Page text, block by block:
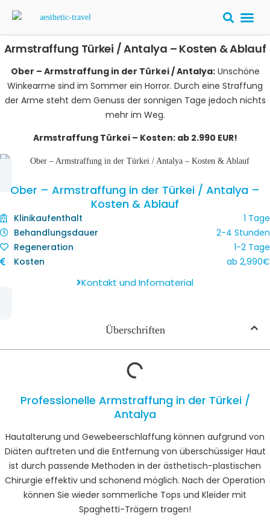
Armstraffung Türkei / Antalya – Kosten & Ablauf
Ober – Armstraffung in der Türkei / Antalya:Unschöne
Winkearme sind im Sommer ein Horror. Durch eine Straffung
der Arme steht dem Genuss der sonnigen Tage jedoch nichts
mehr im Weg.
Armstraffung Türkei – Kosten: ab 2.990 EUR!
Ober – Armstraffung in der Türkei / Antalya –
Kosten & Ablauf
Klinikaufenthalt
1 Tage
Behandlungsdauer
2-4 Stunden
Regeneration
1-2 Tage
Kosten
ab 2,990€
Kontakt und Infomaterial
Überschriften
Professionelle Armstraffung in der Türkei /
Antalya
Hautalterung und Gewebeerschlaffung können aufgrund von
Diäten auftreten und die Entfernung von überschüssiger Haut
ist durch passende Methoden in der ästhetisch-plastischen
Chirurgie effektiv und schonend möglich. Nach der Operation
können Sie wieder sommerliche Tops und Kleider mit
Spaghetti-Trägern tragen!